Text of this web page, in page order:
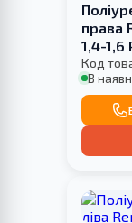
права
1,4-
Код
В